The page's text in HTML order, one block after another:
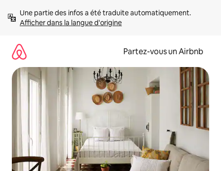
directement
Afficher dans la langue d'origine
Partez-vous un Airbnb